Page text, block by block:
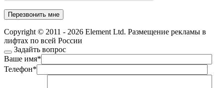
Copyright © 2011 - 2026 Element Ltd. Размещение рекламы в
лифтах по всей России
Задайть вопрос
Ваше имя*
Телефон*